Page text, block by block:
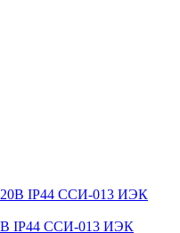
IP44 ССИ-013 ИЭК